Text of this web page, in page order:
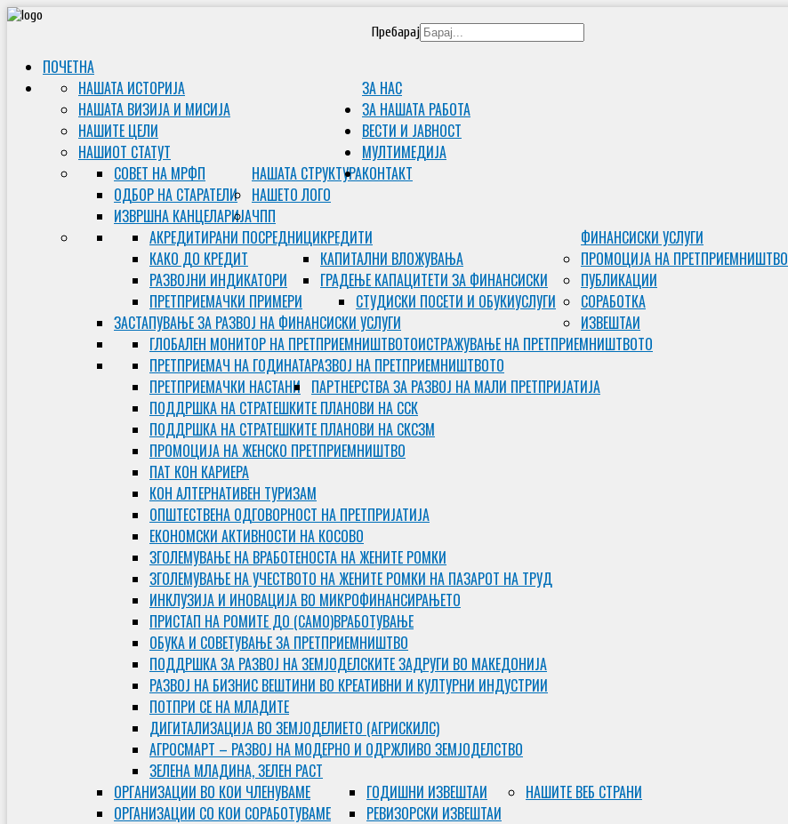
Пребарај
ПОЧЕТНА
ЗА НАС
НАШАТА ИСТОРИЈА
НАШАТА ВИЗИЈА И МИСИЈА
НАШИТЕ ЦЕЛИ
НАШИОТ СТАТУТ
НАШАТА СТРУКТУРА
СОВЕТ НА МРФП
ОДБОР НА СТАРАТЕЛИ
ИЗВРШНА КАНЦЕЛАРИЈА
НАШЕТО ЛОГО
ЧПП
ЗА НАШАТА РАБОТА
ФИНАНСИСКИ УСЛУГИ
КРЕДИТИ
АКРЕДИТИРАНИ ПОСРЕДНИЦИ
КАКО ДО КРЕДИТ
РАЗВОЈНИ ИНДИКАТОРИ
ПРЕТПРИЕМАЧКИ ПРИМЕРИ
КАПИТАЛНИ ВЛОЖУВАЊА
ГРАДЕЊЕ КАПАЦИТЕТИ ЗА ФИНАНСИСКИ
УСЛУГИ
СТУДИСКИ ПОСЕТИ И ОБУКИ
ЗАСТАПУВАЊЕ ЗА РАЗВОЈ НА ФИНАНСИСКИ УСЛУГИ
ПРОМОЦИЈА НА ПРЕТПРИЕМНИШТВО
ИСТРАЖУВАЊЕ НА ПРЕТПРИЕМНИШТВОТО
ГЛОБАЛЕН МОНИТОР НА ПРЕТПРИЕМНИШТВОТО
РАЗВОЈ НА ПРЕТПРИЕМНИШТВОТО
ПРЕТПРИЕМАЧ НА ГОДИНАТА
ПРЕТПРИЕМАЧКИ НАСТАНИ ПАРТНЕРСТВА ЗА РАЗВОЈ НА МАЛИ ПРЕТПРИЈАТИЈА
ПОДДРШКА НА СТРАТЕШКИТЕ ПЛАНОВИ НА ССК
ПОДДРШКА НА СТРАТЕШКИТЕ ПЛАНОВИ НА СКСЗМ
ПРОМОЦИЈА НА ЖЕНСКО ПРЕТПРИЕМНИШТВО
ПАТ КОН КАРИЕРА
КОН АЛТЕРНАТИВЕН ТУРИЗАМ
ОПШТЕСТВЕНА ОДГОВОРНОСТ НА ПРЕТПРИЈАТИЈА
ЕКОНОМСКИ АКТИВНОСТИ НА КОСОВО
ЗГОЛЕМУВАЊЕ НА ВРАБОТЕНОСТА НА ЖЕНИТЕ РОМКИ
ЗГОЛЕМУВАЊЕ НА УЧЕСТВОТО НА ЖЕНИТЕ РОМКИ НА ПАЗАРОТ НА ТРУД
ИНКЛУЗИЈА И ИНОВАЦИЈА ВО МИКРОФИНАНСИРАЊЕТО
ПРИСТАП НА РОМИТЕ ДО (САМО)ВРАБОТУВАЊЕ
ОБУКА И СОВЕТУВАЊЕ ЗА ПРЕТПРИЕМНИШТВО
ПОДДРШКА ЗА РАЗВОЈ НА ЗЕМЈОДЕЛСКИТЕ ЗАДРУГИ ВО МАКЕДОНИЈА
РАЗВОЈ НА БИЗНИС ВЕШТИНИ ВО КРЕАТИВНИ И КУЛТУРНИ ИНДУСТРИИ
ПОТПРИ СЕ НА МЛАДИТЕ
ДИГИТАЛИЗАЦИЈА ВО ЗЕМЈОДЕЛИЕТО (АГРИСКИЛС)
АГРОСМАРТ – РАЗВОЈ НА МОДЕРНО И ОДРЖЛИВО ЗЕМЈОДЕЛСТВО
ЗЕЛЕНА МЛАДИНА, ЗЕЛЕН РАСТ
ПУБЛИКАЦИИ
СОРАБОТКА
ОРГAНИЗАЦИИ ВО КОИ ЧЛЕНУВАМЕ
ОРГАНИЗАЦИИ СО КОИ СОРАБОТУВАМЕ
ИЗВЕШТАИ
ГОДИШНИ ИЗВЕШТАИ
РЕВИЗОРСКИ ИЗВЕШТАИ
НАШИТЕ ВЕБ СТРАНИ
ВЕСТИ И ЈАВНОСТ
МУЛТИМЕДИJА
КОНТАКТ